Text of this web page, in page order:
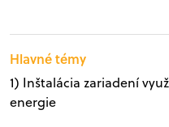
Hlavné témy
1) Inštalácia zariadení
energie